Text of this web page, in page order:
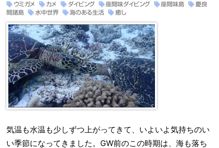
ウミガメ
カメ ダイビング 座間味ダイビング 座間味島
慶良
間諸島
水中世界 海のある生活 癒し
気温も水温も少しずつ上がってきて、いよいよ気持ちのい
い季節になってきました。GW前のこの時期は、海も落ち